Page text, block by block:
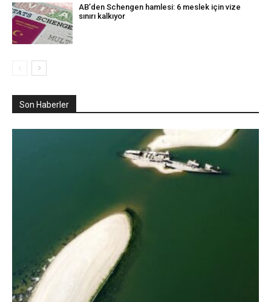
AB’den Schengen hamlesi: 6 meslek için vize
sınırı kalkıyor
Son Haberler